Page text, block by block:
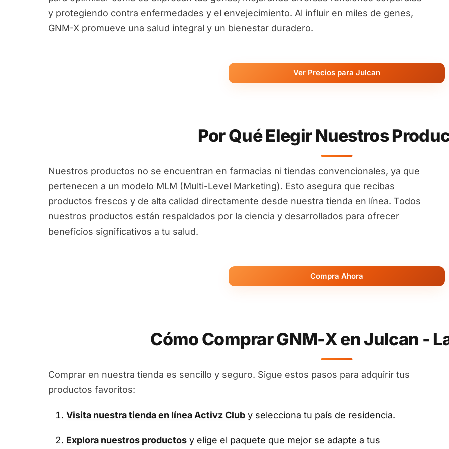
y protegiendo contra enfermedades y el envejecimiento. Al influir en miles de genes,
GNM-X promueve una salud integral y un bienestar duradero.
Ver Precios para Julcan
Por Qué Elegir Nuestros
Nuestros productos no se encuentran en farmacias ni tiendas convencionales, ya que
pertenecen a un modelo MLM (Multi-Level Marketing). Esto asegura que recibas
productos frescos y de alta calidad directamente desde nuestra tienda en línea. Todos
nuestros productos están respaldados por la ciencia y desarrollados para ofrecer
beneficios significativos a tu salud.
Compra Ahora
Cómo Comprar GNM-X en Julcan -
Comprar en nuestra tienda es sencillo y seguro. Sigue estos pasos para adquirir tus
productos favoritos:
Visita nuestra tienda en línea Activz Cluby selecciona tu país de residencia.
Explora nuestros productosy elige el paquete que mejor se adapte a tus